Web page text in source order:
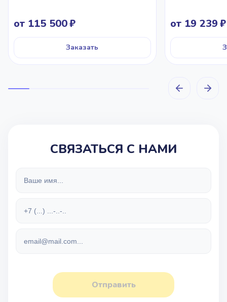
от 115 500
Заказать
от 19 239
СВЯЗАТЬСЯ С НАМИ
Отправить